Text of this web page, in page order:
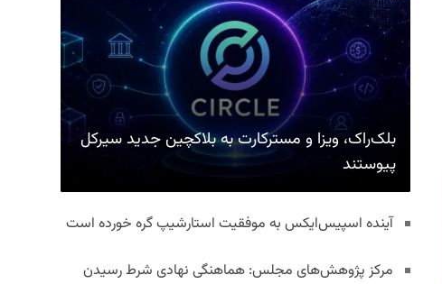
بلک‌راک، ویزا و مسترکارت به بلاکچین جدید سیرکل
پیوستند
آینده اسپیس‌ایکس به موفقیت استارشیپ گره خورده است
مرکز پژوهش‌های مجلس: هماهنگی نهادی شرط رسیدن